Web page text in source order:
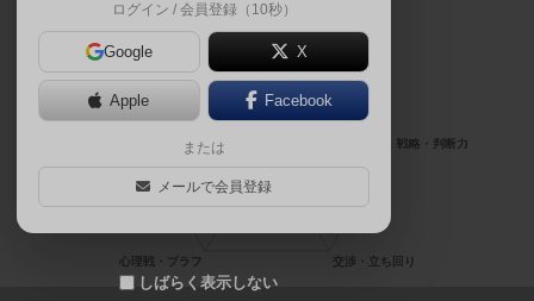
ログイン / 会員登録（10秒）
Google X
Apple Facebook
または
メールで会員登録
しばらく表示しない